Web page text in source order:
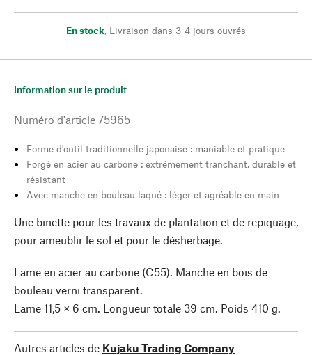
En stock, Livraison dans 3-4 jours ouvrés
Information sur le produit
Numéro d'article 75965
Forme d'outil traditionnelle japonaise : maniable et pratique
Forgé en acier au carbone : extrêmement tranchant, durable et
résistant
Avec manche en bouleau laqué : léger et agréable en main
Une binette pour les travaux de plantation et de repiquage,
pour ameublir le sol et pour le désherbage.
Lame en acier au carbone (C55). Manche en bois de
bouleau verni transparent.
Lame 11,5 × 6 cm. Longueur totale 39 cm. Poids 410 g.
Autres articles de Kujaku Trading Company